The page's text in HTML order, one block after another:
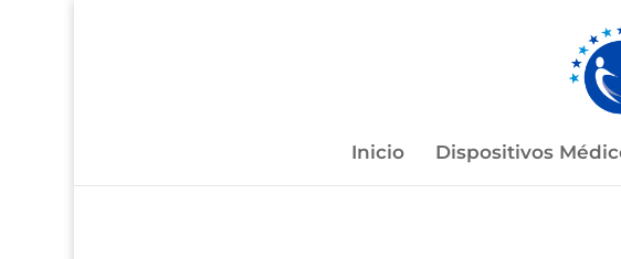
Inicio Dispositivos